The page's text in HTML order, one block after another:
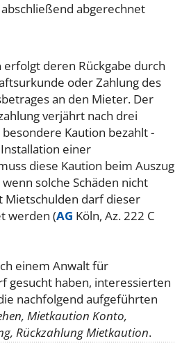
abgerechnet
erfolgt deren Rückgabe durch
oder Zahlung des
an den Mieter. Der
verjährt nach drei
Kaution bezahlt -
einer
diese Kaution beim Auszug
solche Schäden nicht
Mietschulden darf dieser
werden (AG Köln, Az. 222 C
einem Anwalt für
gesucht haben, interessierten
nachfolgend aufgeführten
Mietkaution Konto,
Rückzahlung Mietkaution.